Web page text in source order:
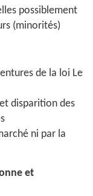
possiblement
(minorités)
de la loi Le
disparition des
ni par la
et